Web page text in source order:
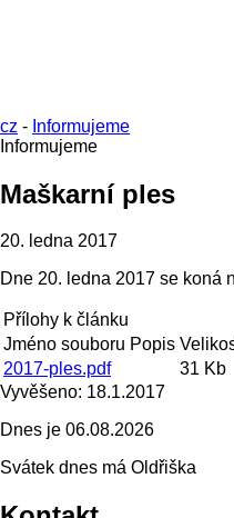
cz - Informujeme
Informujeme
Maškarní ples
20. ledna 2017
Dne 20. ledna 2017 se koná
Přílohy k článku
Jméno souboru Popis
2017-ples.pdf
31 Kb
Vyvěšeno: 18.1.2017
Dnes je 06.08.2026
Svátek dnes má Oldřiška